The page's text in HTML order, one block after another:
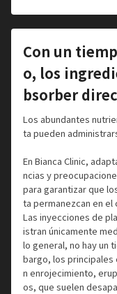
Con un
o, los
bsorber
Los abundantes
ta pueden
En Bianca Clinic,
ncias y
para garantizar que
ta permanezcan en
Las inyecciones de
istran únicamente
lo general, no hay un
bargo, los
n enrojecimiento,
os, que suelen